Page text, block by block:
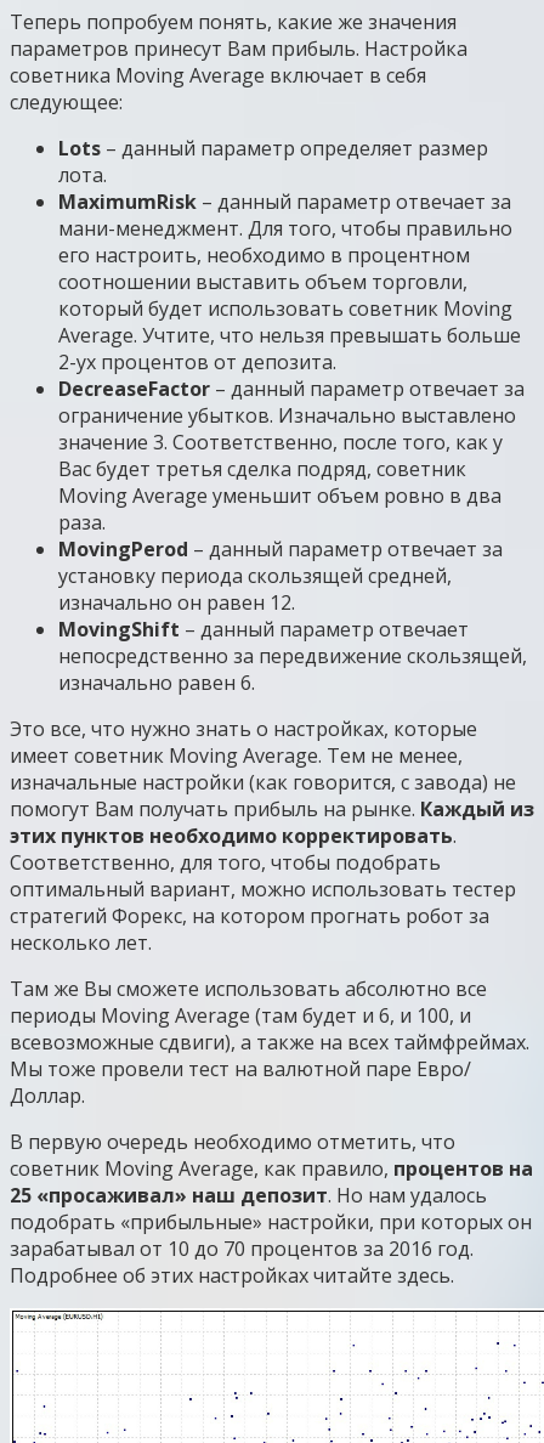
Теперь попробуем понять, какие же значения
параметров принесут Вам прибыль. Настройка
советника Moving Average включает в себя
следующее:
Lots – данный параметр определяет размер
лота.
MaximumRisk – данный параметр отвечает за
мани-менеджмент. Для того, чтобы правильно
его настроить, необходимо в процентном
соотношении выставить объем торговли,
который будет использовать советник Moving
Average. Учтите, что нельзя превышать больше
2-ух процентов от депозита.
DecreaseFactor – данный параметр отвечает за
ограничение убытков. Изначально выставлено
значение 3. Соответственно, после того, как у
Вас будет третья сделка подряд, советник
Moving Average уменьшит объем ровно в два
раза.
MovingPerod – данный параметр отвечает за
установку периода скользящей средней,
изначально он равен 12.
MovingShift – данный параметр отвечает
непосредственно за передвижение скользящей,
изначально равен 6.
Это все, что нужно знать о настройках, которые
имеет советник Moving Average. Тем не менее,
изначальные настройки (как говорится, с завода) не
помогут Вам получать прибыль на рынке. Каждый из
этих пунктов необходимо корректировать.
Соответственно, для того, чтобы подобрать
оптимальный вариант, можно использовать тестер
стратегий Форекс, на котором прогнать робот за
несколько лет.
Там же Вы сможете использовать абсолютно все
периоды Moving Average (там будет и 6, и 100, и
всевозможные сдвиги), а также на всех таймфреймах.
Мы тоже провели тест на валютной паре Евро/
Доллар.
В первую очередь необходимо отметить, что
советник Moving Average, как правило, процентов на
25 «просаживал» наш депозит. Но нам удалось
подобрать «прибыльные» настройки, при которых он
зарабатывал от 10 до 70 процентов за 2016 год.
Подробнее об этих настройках читайте здесь.